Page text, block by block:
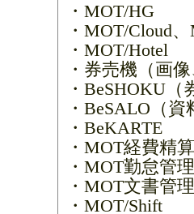
・MOT/HG
・MOT/Cloud
・MOT/Hotel
・券売機（画
・BeSHOKU
・BeSALO（
・BeKARTE
・MOT経費精算
・MOT勤怠管理
・MOT文書管理
・MOT/Shift